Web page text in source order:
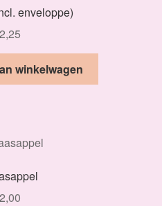
enveloppe)
2,25
winkelwagen
2,00